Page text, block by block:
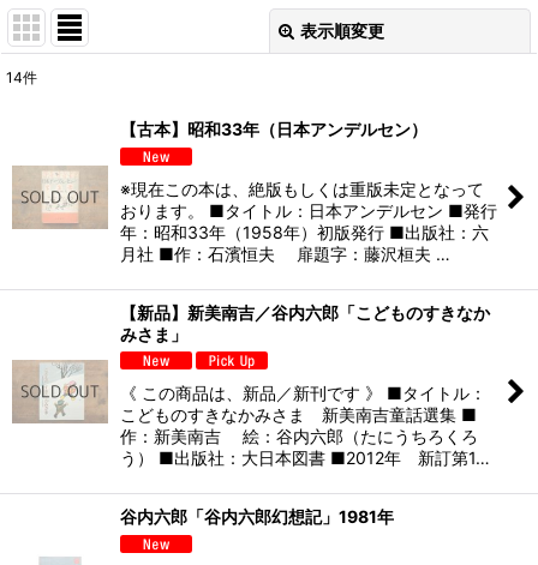
表示順変更
並び順:
絞り込む
14件
【古本】昭和33年（日本アンデルセン）
※現在この本は、絶版もしくは重版未定となって
おります。 ■タイトル：日本アンデルセン ■発行
年：昭和33年（1958年）初版発行 ■出版社：六
月社 ■作：石濱恒夫 扉題字：藤沢桓夫 …
【新品】新美南吉／谷内六郎「こどものすきなか
みさま」
《 この商品は、新品／新刊です 》 ■タイトル：
こどものすきなかみさま 新美南吉童話選集 ■
作：新美南吉 絵：谷内六郎（たにうちろくろ
う） ■出版社：大日本図書 ■2012年 新訂第1…
谷内六郎「谷内六郎幻想記」1981年